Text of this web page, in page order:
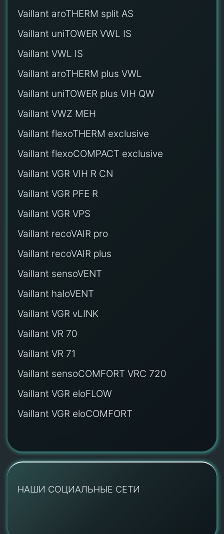
Vaillant aroTHERM split AS
Vaillant uniTOWER VWL IS
Vaillant VWL IS
Vaillant aroTHERM plus VWL
Vaillant uniTOWER plus VIH QW
Vaillant VWZ MEH
Vaillant flexoTHERM exclusive
Vaillant flexoCOMPACT exclusive
Vaillant VGR VIH R CN
Vaillant VGR PFE R
Vaillant VGR VPS
Vaillant recoVAIR pro
Vaillant recoVAIR plus
Vaillant sensoVENT
Vaillant haloVENT
Vaillant VGR vLINK
Vaillant VR 70
Vaillant VR 71
Vaillant sensoCOMFORT VRC 720
Vaillant VGR eloFLOW
Vaillant VGR eloCOMFORT
НАШИ СОЦИАЛЬНЫЕ СЕТИ